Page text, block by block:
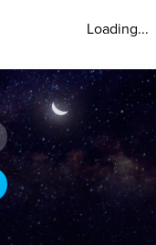
Loading...